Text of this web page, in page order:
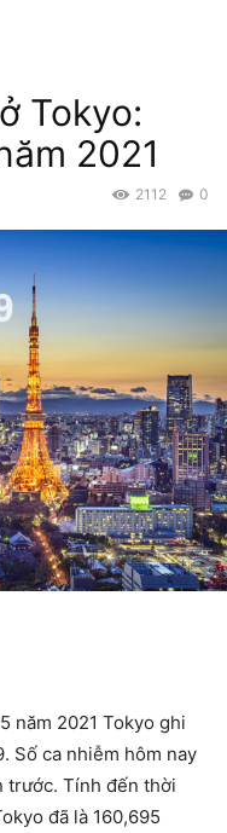
Tokyo:
2021
0
2112
năm 2021 Tokyo ghi
Số ca nhiễm hôm nay
trước. Tính đến thời
đã là 160,695